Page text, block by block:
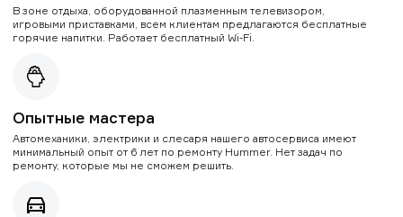
В зоне отдыха, оборудованной плазменным телевизором,
игровыми приставками, всем клиентам предлагаются бесплатные
горячие напитки. Работает бесплатный Wi-Fi.
Опытные мастера
Автомеханики, электрики и слесаря нашего автосервиса имеют
минимальный опыт от 6 лет по ремонту Hummer. Нет задач по
ремонту, которые мы не сможем решить.